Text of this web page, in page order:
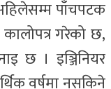
पाँचपटक
गरेको छ,
छ । इञ्जिनियर
वर्षमा नसकिने